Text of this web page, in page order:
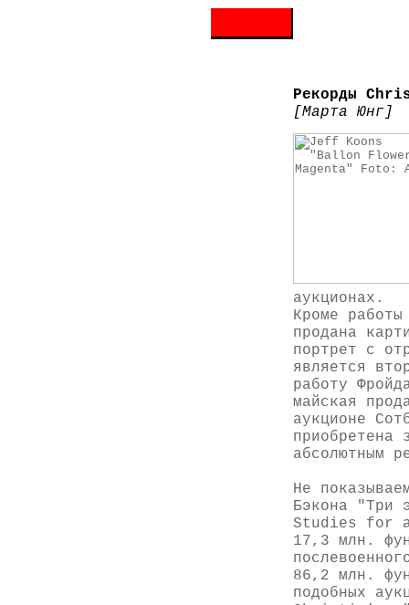
Рекорды
[Марта Юнг]
аукционах.
Кроме
продана
портрет с
является
работу
майская
аукционе
приобретена
абсолютным
Не
Бэкона "Три
Studies for
17,3 млн.
86,2 млн.
подобных